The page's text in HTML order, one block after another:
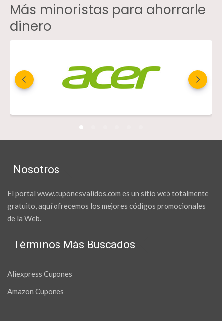
Más minoristas para ahorrarle
dinero
Nosotros
El portal www.cuponesvalidos.com es un sitio web totalmente
gratuito, aquí ofrecemos los mejores códigos promocionales
de la Web.
Términos Más Buscados
Aliexpress Cupones
Amazon Cupones